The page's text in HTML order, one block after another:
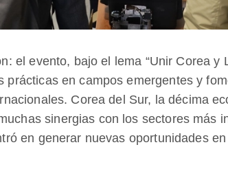
el evento, bajo el lema “Unir Corea y
prácticas en campos emergentes y
Corea del Sur, la décima
sinergias con los sectores más
en generar nuevas oportunidades